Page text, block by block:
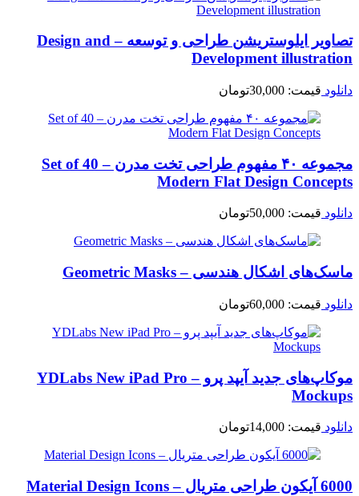
تصاویر ایلوستریشن طراحی و توسعه – Design and
Development illustration
دانلود قیمت: 30,000تومان
مجموعه ۴۰ مفهوم طراحی تخت مدرن – Set of 40
Modern Flat Design Concepts
دانلود قیمت: 50,000تومان
ماسک‌های اشکال هندسی – Geometric Masks
دانلود قیمت: 60,000تومان
موکاپ‌های جدید آیپد پرو – YDLabs New iPad Pro
Mockups
دانلود قیمت: 14,000تومان
6000 آیکون طراحی متریال – Material Design Icons